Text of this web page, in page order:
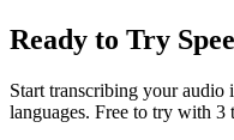
Ready to Try
Start transcribing your audio
languages. Free to try with 3